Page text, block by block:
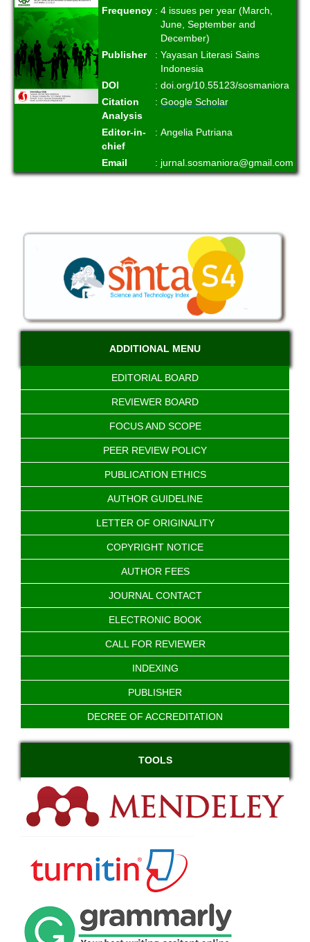
Frequency : 4 issues per year (March,
June, September and
December)
Publisher
: Yayasan Literasi Sains
Indonesia
DOI
: doi.org/10.55123/sosmaniora
Citation
Analysis
: Google Scholar
Editor-in-
chief
: Angelia Putriana
Email : jurnal.sosmaniora@gmail.com
ADDITIONAL MENU
EDITORIAL BOARD
REVIEWER BOARD
FOCUS AND SCOPE
PEER REVIEW POLICY
PUBLICATION ETHICS
AUTHOR GUIDELINE
LETTER OF ORIGINALITY
COPYRIGHT NOTICE
AUTHOR FEES
JOURNAL CONTACT
ELECTRONIC BOOK
CALL FOR REVIEWER
INDEXING
PUBLISHER
DECREE OF ACCREDITATION
TOOLS